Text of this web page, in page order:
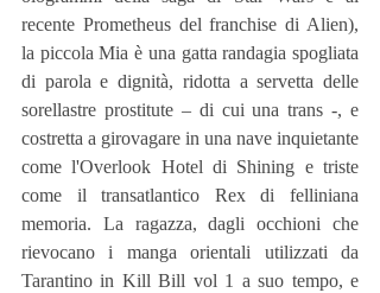
recente Prometheus del franchise di Alien),
la piccola Mia è una gatta randagia spogliata
di parola e dignità, ridotta a servetta delle
sorellastre prostitute – di cui una trans -, e
costretta a girovagare in una nave inquietante
come l'Overlook Hotel di Shining e triste
come il transatlantico Rex di felliniana
memoria. La ragazza, dagli occhioni che
rievocano i manga orientali utilizzati da
Tarantino in Kill Bill vol 1 a suo tempo, e